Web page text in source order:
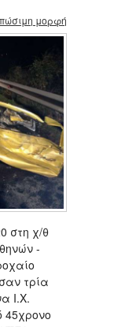
μορφή
στη χ/θ
-
τρία
Ι.Χ.
45χρονο